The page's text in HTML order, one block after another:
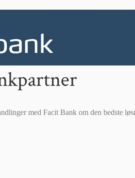
med Facit Bank om den bedste